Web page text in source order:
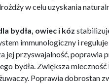
w celu uzyskania
bydła, owiec i kóz
immunologiczny i
jej przyswajalność, poprawia
bydła. Zwiększa
Poprawia dobrostan